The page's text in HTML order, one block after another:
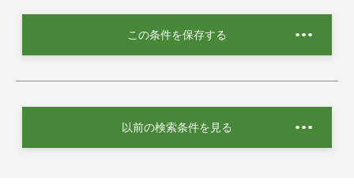
この条件を保存する
以前の検索条件を見る